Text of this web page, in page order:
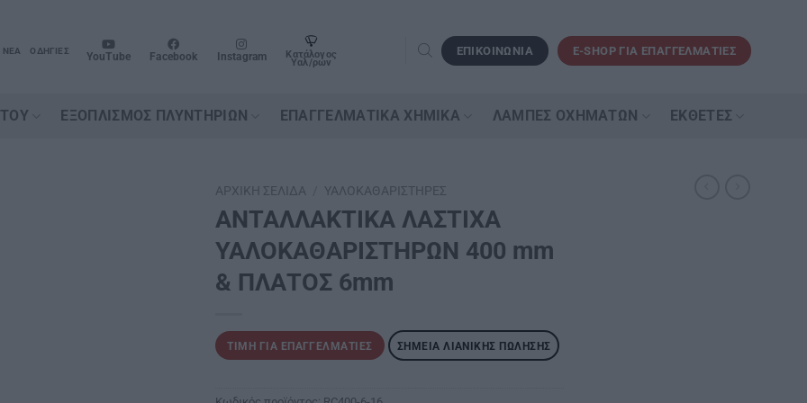
ΝΈΑ ΟΔΗΓΊΕΣ YouTube Facebook Instagram Κατάλογος
Υαλ/ρων
ΕΠΙΚΟΙΝΩΝΙΑ E-SHOP ΓΙΑ ΕΠΑΓΓΕΛΜΑΤΙΕΣ
ΕΞΟΠΛΙΣΜΌΣ ΠΛΥΝΤΗΡΊΩΝ ΕΠΑΓΓΕΛΜΑΤΙΚΆ ΧΗΜΙΚΆ ΛΆΜΠΕΣ ΟΧΗΜΆΤΩΝ ΕΚΘΈΤΕΣ
ΑΡΧΙΚΉ ΣΕΛΊΔΑ ΥΑΛΟΚΑΘΑΡΙΣΤΉΡΕΣ
ΑΝΤΑΛΛΑΚΤΙΚΑ ΛΑΣΤΙΧΑ
ΥΑΛΟΚΑΘΑΡΙΣΤΗΡΩΝ 400 mm
& ΠΛΑΤΟΣ 6mm
ΤΙΜΉ ΓΙΑ ΕΠΑΓΓΕΛΜΑΤΊΕΣ ΣΗΜΕΊΑ ΛΙΑΝΙΚΉΣ ΠΏΛΗΣΗΣ